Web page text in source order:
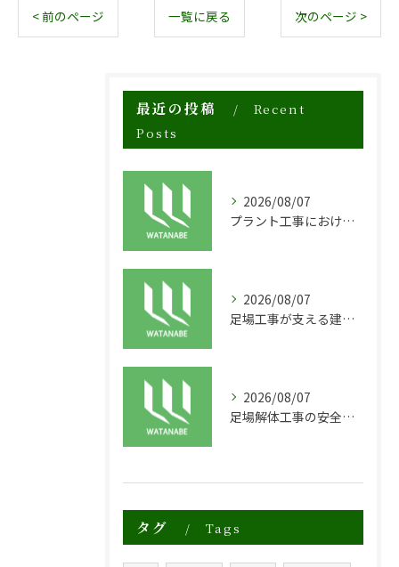
< 前のページ 一覧に戻る 次のページ >
最近の投稿
Recent
Posts
2026/08/07
プラント工事における足場工事の安全対策と施工の重要性
2026/08/07
足場工事が支える建物の長寿命化と外装塗装の重要性
2026/08/07
足場解体工事の安全性と効率化のポイント
タグ Tags